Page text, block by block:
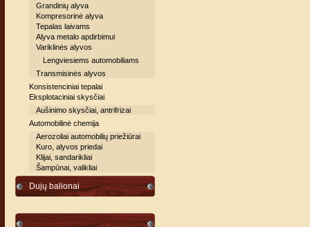
Grandinių alyva
Kompresorinė alyva
Tepalas laivams
Alyva metalo apdirbimui
Variklinės alyvos
Lengviesiems automobiliams
Transmisinės alyvos
Konsistenciniai tepalai
Eksplotaciniai skysčiai
Aušinimo skysčiai, antrifrizai
Automobilinė chemija
Aerozoliai automobilių priežiūrai
Kuro, alyvos priedai
Klijai, sandarikliai
Šampūnai, valikliai
Dujų balionai